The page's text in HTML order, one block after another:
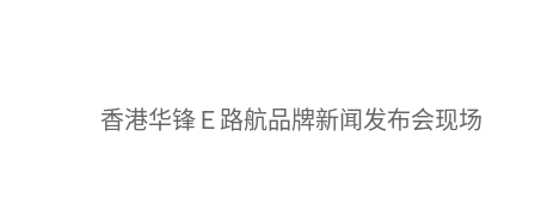
香港华锋Ｅ路航品牌新闻发布会现场